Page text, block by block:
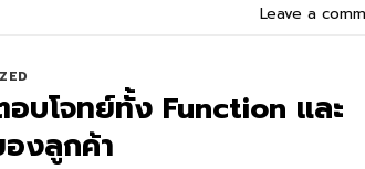
Leave a
บโจทย์ทั้ง Function และ
งลูกค้า